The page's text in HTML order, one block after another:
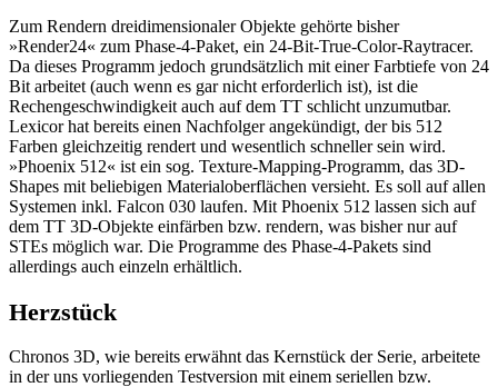
Zum Rendern dreidimensionaler Objekte gehörte bisher
»Render24« zum Phase-4-Paket, ein 24-Bit-True-Color-Raytracer.
Da dieses Programm jedoch grundsätzlich mit einer Farbtiefe von 24
Bit arbeitet (auch wenn es gar nicht erforderlich ist), ist die
Rechengeschwindigkeit auch auf dem TT schlicht unzumutbar.
Lexicor hat bereits einen Nachfolger angekündigt, der bis 512
Farben gleichzeitig rendert und wesentlich schneller sein wird.
»Phoenix 512« ist ein sog. Texture-Mapping-Programm, das 3D-
Shapes mit beliebigen Materialoberflächen versieht. Es soll auf allen
Systemen inkl. Falcon 030 laufen. Mit Phoenix 512 lassen sich auf
dem TT 3D-Objekte einfärben bzw. rendern, was bisher nur auf
STEs möglich war. Die Programme des Phase-4-Pakets sind
allerdings auch einzeln erhältlich.
Herzstück
Chronos 3D, wie bereits erwähnt das Kernstück der Serie, arbeitete
in der uns vorliegenden Testversion mit einem seriellen bzw.